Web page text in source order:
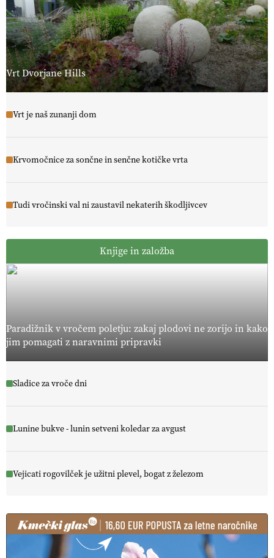
Vrt Dvorjane Hills
Vrt je naš zunanji dom
Krvomočnice za sončne in senčne kotičke vrta
Tudi vročinski val ni zaustavil nekaterih škodljivcev
Knjige in založba
Paradižnik v vročem poletju: zakaj plodovi ne zorijo in kako
jim pomagati z naravnimi pripravki
Sladice za vroče dni
Lunine bukve - lunin setveni koledar za avgust
Vejicati rogovilček je užitni plevel, bogat z železom